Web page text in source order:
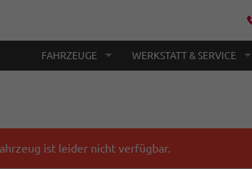
FAHRZEUGE WERKSTATT & SERVICE
ist leider nicht verfügbar.